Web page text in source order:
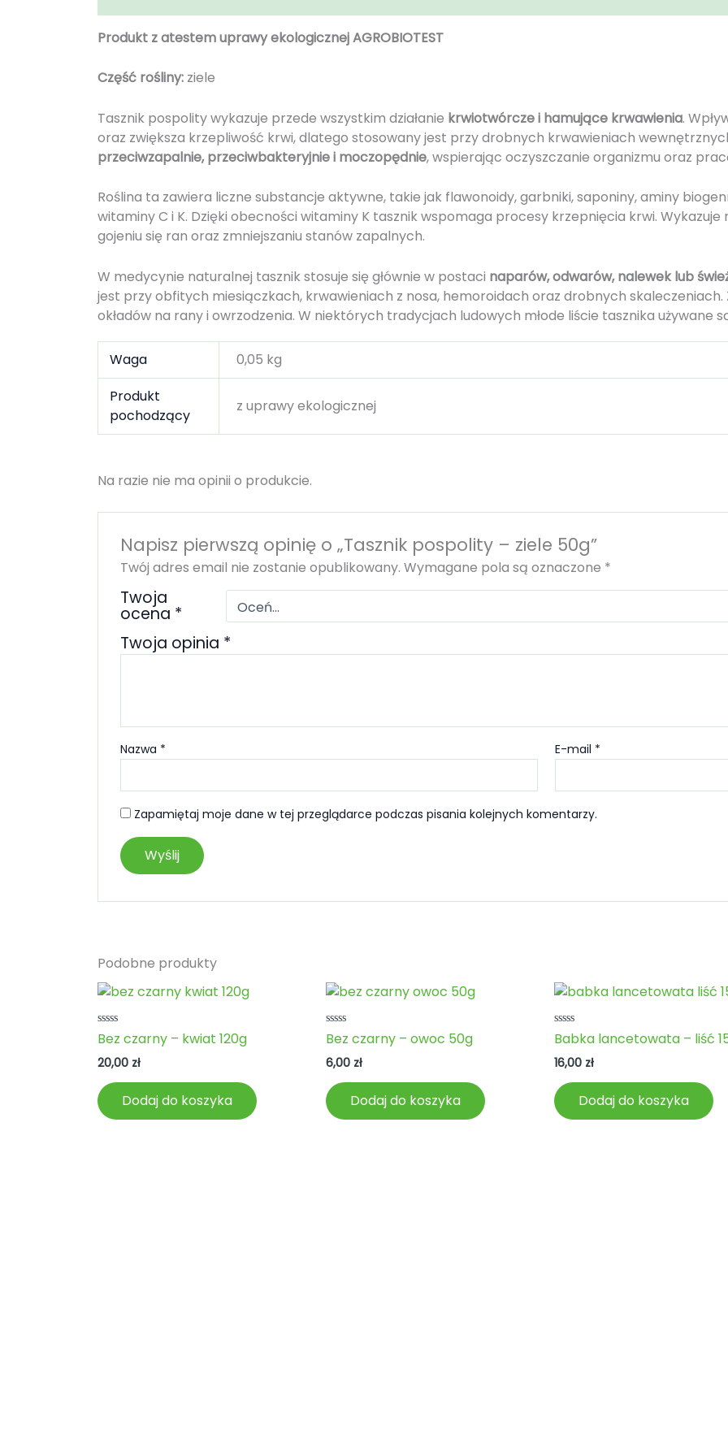
Produkt z atestem uprawy ekologicznej AGROBIOTEST
Część rośliny: ziele
Tasznik pospolity wykazuje przede wszystkim działanie krwiotwórcze i hamujące krwawienia.
oraz zwiększa krzepliwość krwi, dlatego stosowany jest przy drobnych krwawieniach
przeciwzapalnie, przeciwbakteryjnie i moczopędnie, wspierając oczyszczanie organizmu oraz
Roślina ta zawiera liczne substancje aktywne, takie jak flawonoidy, garbniki, saponiny, aminy
witaminy C i K. Dzięki obecności witaminy K tasznik wspomaga procesy krzepnięcia krwi. Wykazuje
gojeniu się ran oraz zmniejszaniu stanów zapalnych.
W medycynie naturalnej tasznik stosuje się głównie w postaci naparów, odwarów, nalewek lub
jest przy obfitych miesiączkach, krwawieniach z nosa, hemoroidach oraz drobnych
okładów na rany i owrzodzenia. W niektórych tradycjach ludowych młode liście tasznika używane
Waga
0,05 kg
Produkt
pochodzący
z uprawy ekologicznej
Na razie nie ma opinii o produkcie.
Napisz pierwszą opinię o „Tasznik pospolity – ziele 50g”
Twój adres email nie zostanie opublikowany. Wymagane pola są oznaczone *
Twoja
ocena *
Twoja opinia *
Nazwa * E-mail *
Zapamiętaj moje dane w tej przeglądarce podczas pisania kolejnych komentarzy.
Podobne produkty
Oceniono
0
na
5
Bez czarny – kwiat 120g
20,00 zł
Dodaj do koszyka
Oceniono
0
na
5
Bez czarny – owoc 50g
6,00 zł
Dodaj do koszyka
Oceniono
0
na
5
Babka lancetowata – liść
16,00 zł
Dodaj do koszyka